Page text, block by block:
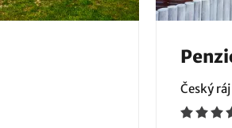
Český ráj